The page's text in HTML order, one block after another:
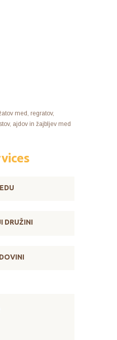
med, regratov,
ajdov in žajbljev med
DRUŽINI